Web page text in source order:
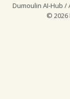
Dumoulin AI-Hub
© 2026